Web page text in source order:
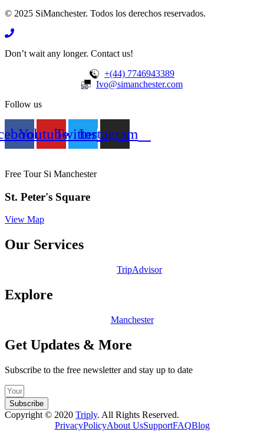
© 2025 SiManchester. Todos los derechos reservados.
Don’t wait any longer. Contact us!
+(44) 7746943389
Ivo@simanchester.com
Follow us
YoutubeTwitterInstagram
Free Tour Si Manchester
St. Peter's Square
View Map
Our Services
TripAdvisor
Explore
Manchester
Get Updates & More
Subscribe to the free newsletter and stay up to date
Subscribe
Copyright © 2020 Triply. All Rights Reserved.
PrivacyPolicyAbout UsSupportFAQBlog